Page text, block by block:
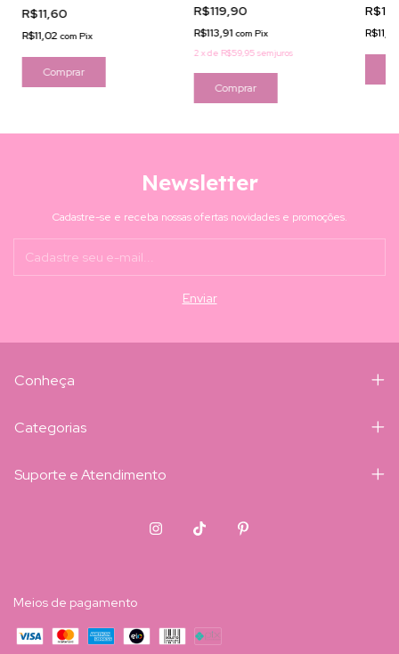
R$11,60
R$11,02com Pix
R$119,90
R$113,91com Pix
2 xde R$59,95 sem juros
Newsletter
Cadastre-se e receba nossas ofertas novidades e promoções.
Conheça
Categorias
Suporte e Atendimento
Meios de pagamento